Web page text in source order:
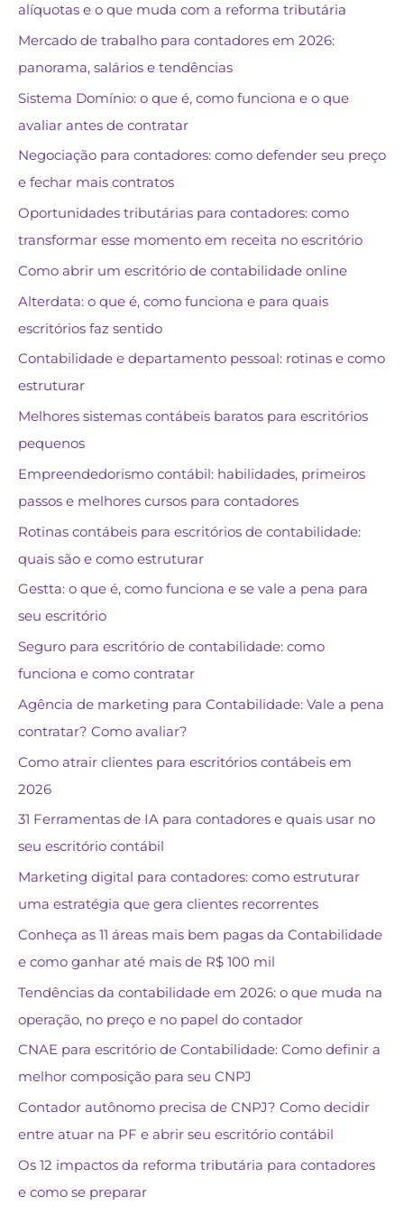
alíquotas e o que muda com a reforma tributária
Mercado de trabalho para contadores em 2026:
panorama, salários e tendências
Sistema Domínio: o que é, como funciona e o que
avaliar antes de contratar
Negociação para contadores: como defender seu preço
e fechar mais contratos
Oportunidades tributárias para contadores: como
transformar esse momento em receita no escritório
Como abrir um escritório de contabilidade online
Alterdata: o que é, como funciona e para quais
escritórios faz sentido
Contabilidade e departamento pessoal: rotinas e como
estruturar
Melhores sistemas contábeis baratos para escritórios
pequenos
Empreendedorismo contábil: habilidades, primeiros
passos e melhores cursos para contadores
Rotinas contábeis para escritórios de contabilidade:
quais são e como estruturar
Gestta: o que é, como funciona e se vale a pena para
seu escritório
Seguro para escritório de contabilidade: como
funciona e como contratar
Agência de marketing para Contabilidade: Vale a pena
contratar? Como avaliar?
Como atrair clientes para escritórios contábeis em
2026
31 Ferramentas de IA para contadores e quais usar no
seu escritório contábil
Marketing digital para contadores: como estruturar
uma estratégia que gera clientes recorrentes
Conheça as 11 áreas mais bem pagas da Contabilidade
e como ganhar até mais de R$ 100 mil
Tendências da contabilidade em 2026: o que muda na
operação, no preço e no papel do contador
CNAE para escritório de Contabilidade: Como definir a
melhor composição para seu CNPJ
Contador autônomo precisa de CNPJ? Como decidir
entre atuar na PF e abrir seu escritório contábil
Os 12 impactos da reforma tributária para contadores
e como se preparar